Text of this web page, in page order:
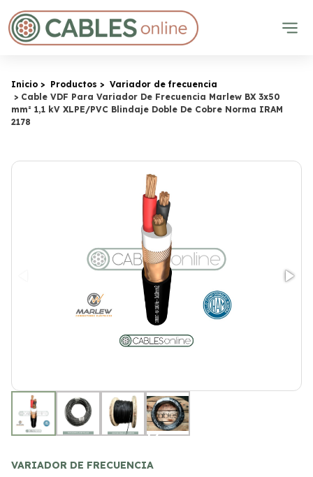
Inicio Productos
Variador de frecuencia
Cable VDF Para Variador De Frecuencia Marlew BX 3x50
mm² 1,1 kV XLPE/PVC Blindaje Doble De Cobre Norma IRAM
2178
+2
VARIADOR DE FRECUENCIA